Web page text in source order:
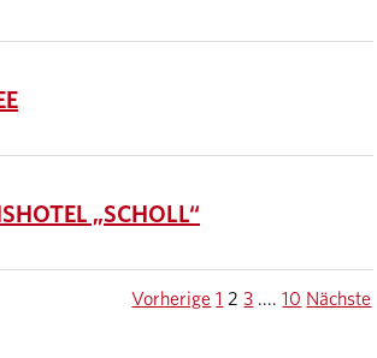
„SCHOLL“
Vorherige 1 2 3 .... 10 Nächste